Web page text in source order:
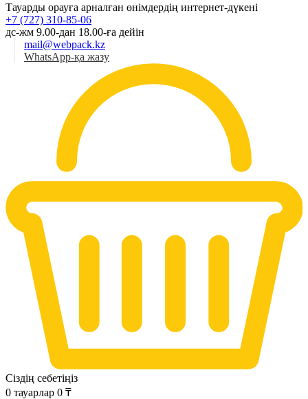
Тауарды орауға арналған өнімдердің интернет-дүкені
+7 (727) 310-85-06
дс-жм 9.00-дан 18.00-ға дейін
mail@webpack.kz
WhatsApp-қа жазу
Сіздің себетіңіз
0 тауарлар 0 ₸